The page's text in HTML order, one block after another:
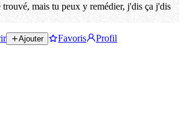
trouvé, mais tu peux y remédier, j'dis ça j'dis
Ajouter Favoris Profil